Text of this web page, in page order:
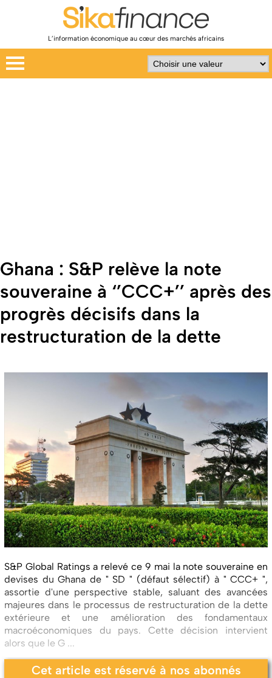
L’information économique au cœur des marchés africains
Ghana : S&P relève la note
souveraine à ‘’CCC+’’ après des
progrès décisifs dans la
restructuration de la dette
S&P Global Ratings a relevé ce 9 mai la note souveraine en
devises du Ghana de " SD " (défaut sélectif) à " CCC+ ",
assortie d'une perspective stable, saluant des avancées
majeures dans le processus de restructuration de la dette
extérieure et une amélioration des fondamentaux
macroéconomiques du pays. Cette décision intervient
alors que le G ...
Cet article est réservé à nos abonnés